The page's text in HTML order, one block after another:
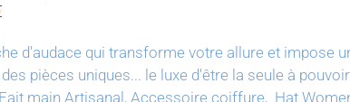
d'audace qui transforme votre allure et impose
pièces uniques... le luxe d'être la seule à
main Artisanal, Accessoire coiffure, Hat